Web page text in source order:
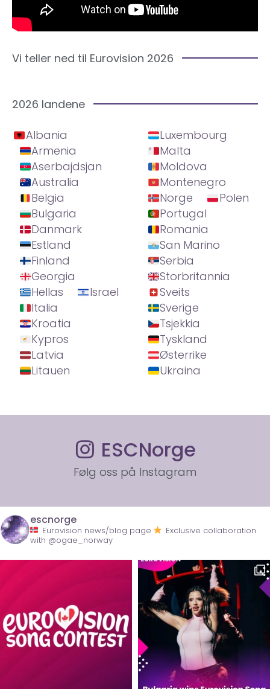
Vi teller ned til Eurovision 2026
2026 landene
Albania
Armenia
Aserbajdsjan
Australia
Belgia
Bulgaria
Danmark
Estland
Finland
Georgia
Hellas
Israel
Italia
Kroatia
Kypros
Latvia
Litauen
Luxembourg
Malta
Moldova
Montenegro
Norge
Polen
Portugal
Romania
San Marino
Serbia
Storbritannia
Sveits
Sverige
Tsjekkia
Tyskland
Østerrike
Ukraina
ESCNorge
Følg oss på Instagram
escnorge
Eurovision news/blog page
Exclusive collaboration
with @ogae_norway